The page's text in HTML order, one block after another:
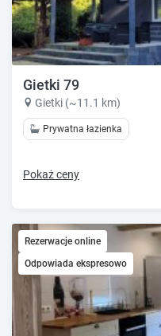
Gietki 79
Gietki (~11.1 km)
Prywatna łazienka
Pokaż ceny
Rezerwacje online
Odpowiada ekspresowo